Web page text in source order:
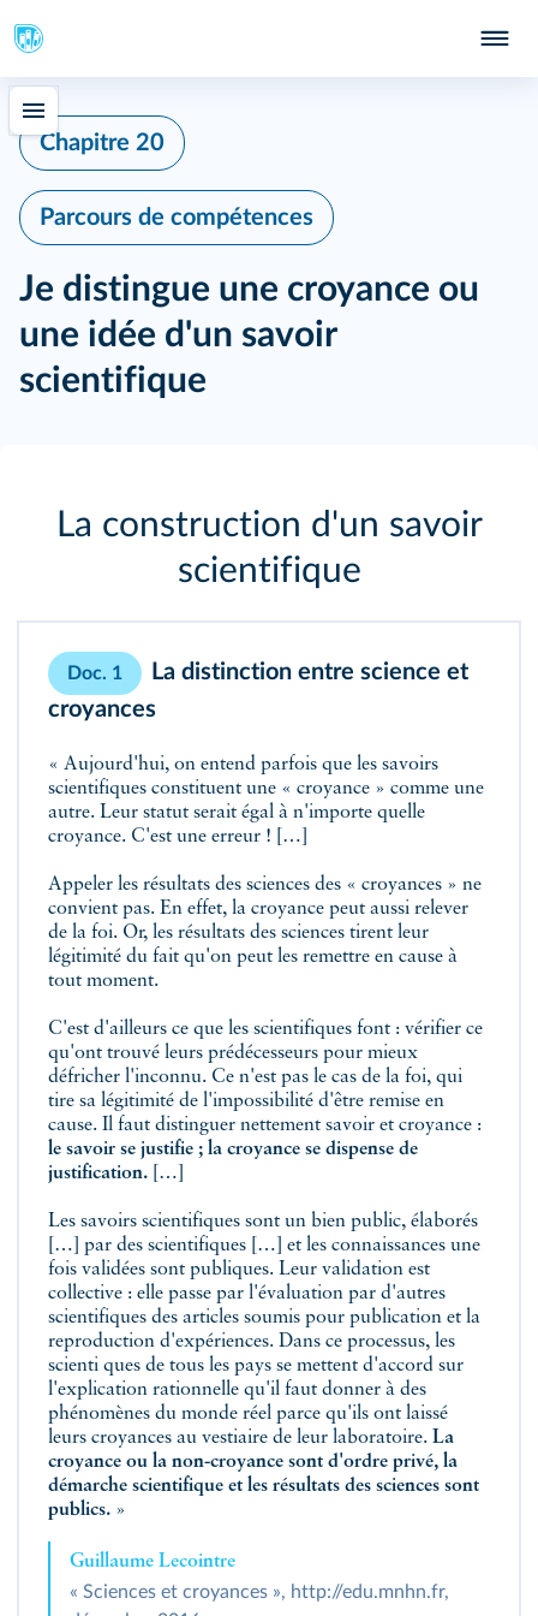
Chapitre 20
Parcours de compétences
Je distingue une croyance ou
une idée d'un savoir
scientifique
La construction d'un savoir
scientifique
Doc. 1
La distinction entre science et
croyances
« Aujourd'hui, on entend parfois que les savoirs
scientifiques constituent une « croyance » comme une
autre. Leur statut serait égal à n'importe quelle
croyance. C'est une erreur ! […]
Appeler les résultats des sciences des « croyances » ne
convient pas. En effet, la croyance peut aussi relever
de la foi. Or, les résultats des sciences tirent leur
légitimité du fait qu'on peut les remettre en cause à
tout moment.
C'est d'ailleurs ce que les scientifiques font : vérifier ce
qu'ont trouvé leurs prédécesseurs pour mieux
défricher l'inconnu. Ce n'est pas le cas de la foi, qui
tire sa légitimité de l'impossibilité d'être remise en
cause. Il faut distinguer nettement savoir et croyance :
le savoir se justifie ; la croyance se dispense de
justification. […]
Les savoirs scientifiques sont un bien public, élaborés
[…] par des scientifiques […] et les connaissances une
fois validées sont publiques. Leur validation est
collective : elle passe par l'évaluation par d'autres
scientifiques des articles soumis pour publication et la
reproduction d'expériences. Dans ce processus, les
scienti ques de tous les pays se mettent d'accord sur
l'explication rationnelle qu'il faut donner à des
phénomènes du monde réel parce qu'ils ont laissé
leurs croyances au vestiaire de leur laboratoire. La
croyance ou la non-croyance sont d'ordre privé, la
démarche scientifique et les résultats des sciences sont
publics. »
Guillaume Lecointre
« Sciences et croyances », http://edu.mnhn.fr,